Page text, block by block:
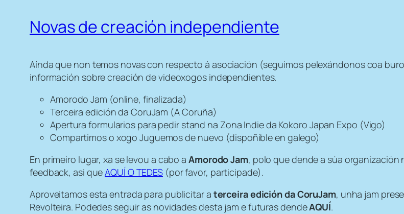
Novas de creación independiente
Aínda que non temos novas con respecto á asociación (seguimos pelexándonos coa
información sobre creación de videoxogos independientes.
Amorodo Jam (online, finalizada)
Terceira edición da CoruJam (A Coruña)
Apertura formularios para pedir stand na Zona Indie da Kokoro Japan Expo (Vigo)
Compartimos o xogo Juguemos de nuevo (dispoñible en galego)
En primeiro lugar, xa se levou a cabo a Amorodo Jam, polo que dende a súa
feedback, asi queAQUÍ O TEDES (por favor, participade).
Aproveitamos esta entrada para publicitar a terceira edición da CoruJam, unha jam
Revolteira. Podedes seguir as novidades desta jam e futuras dendeAQUÍ.